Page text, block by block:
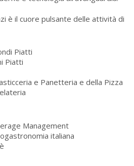
è il cuore pulsante delle attività di
Piatti
Piatti
e Panetteria e della Pizza
Management
italiana